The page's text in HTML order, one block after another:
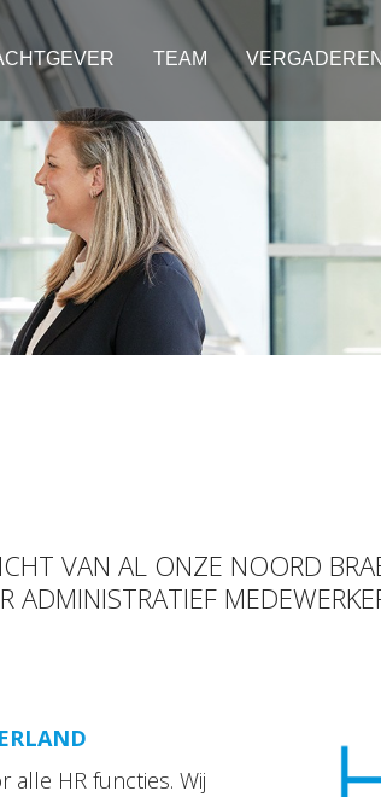
TEAM VERGADEREN
VAN AL ONZE NOORD
HR functies. Wij